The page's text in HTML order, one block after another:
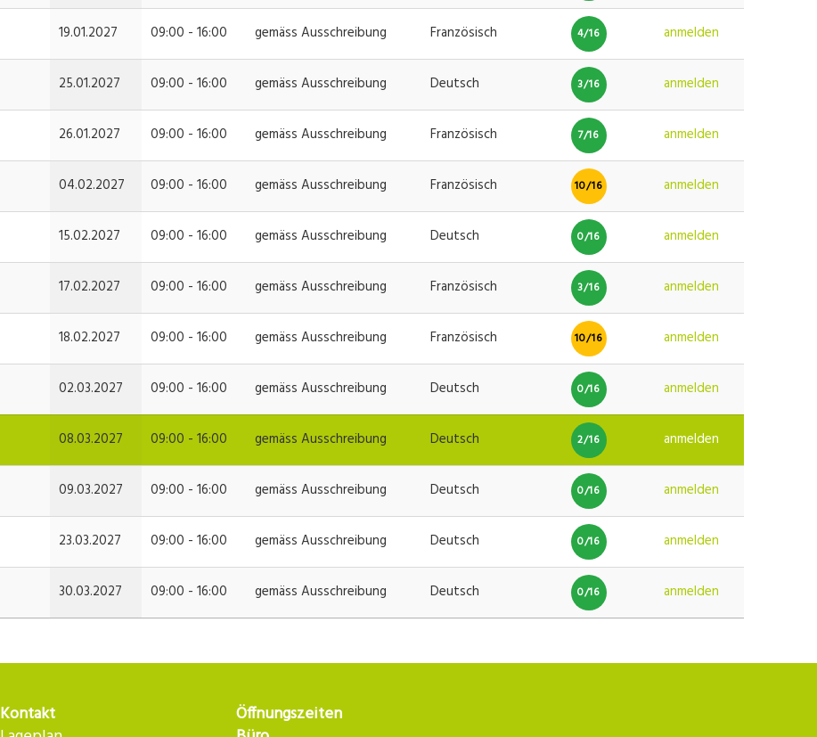
19.01.2027 09:00 - 16:00 gemäss Ausschreibung Französisch 4/16 anmelden
25.01.2027 09:00 - 16:00 gemäss Ausschreibung Deutsch 3/16 anmelden
26.01.2027 09:00 - 16:00 gemäss Ausschreibung Französisch 7/16 anmelden
04.02.2027 09:00 - 16:00 gemäss Ausschreibung Französisch 10/16 anmelden
15.02.2027 09:00 - 16:00 gemäss Ausschreibung Deutsch 0/16 anmelden
17.02.2027 09:00 - 16:00 gemäss Ausschreibung Französisch 3/16 anmelden
18.02.2027 09:00 - 16:00 gemäss Ausschreibung Französisch 10/16 anmelden
02.03.2027 09:00 - 16:00 gemäss Ausschreibung Deutsch 0/16 anmelden
08.03.2027 09:00 - 16:00 gemäss Ausschreibung Deutsch 2/16 anmelden
09.03.2027 09:00 - 16:00 gemäss Ausschreibung Deutsch 0/16 anmelden
23.03.2027 09:00 - 16:00 gemäss Ausschreibung Deutsch 0/16 anmelden
30.03.2027 09:00 - 16:00 gemäss Ausschreibung Deutsch 0/16 anmelden
Kontakt
Öffnungszeiten